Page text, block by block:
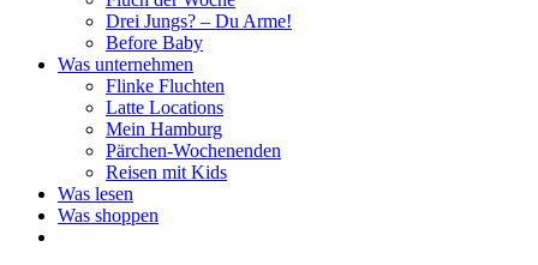
Drei Jungs? – Du Arme!
Before Baby
Was unternehmen
Flinke Fluchten
Latte Locations
Mein Hamburg
Pärchen-Wochenenden
Reisen mit Kids
Was lesen
Was shoppen